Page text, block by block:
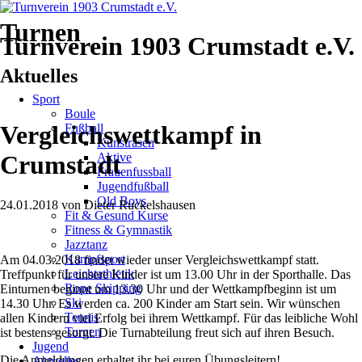
Turnverein 1903 Crumstadt e.V.
Navigation
überspringen
Sport
Boule
Fußball
Kunstrasen
Aktive
Frauenfussball
Jugendfußball
Old Boys
Fit & Gesund Kurse
Fitness & Gymnastik
Jazztanz
Kampfsport
Leichtathletik
Rope Skipping
Ski
Tennis
Turnen
Jugend
Turnen
Aktuelles
Vergleichswettkampf in
Crumstadt
24.01.2018 von Dieter Ruckelshausen
Am 04.03.2018 findet wieder unser Vergleichswettkampf statt.
Treffpunkt für unsere Kinder ist um 13.00 Uhr in der Sporthalle. Das
Einturnen beginnt um 13.30 Uhr und der Wettkampfbeginn ist um
14.30 Uhr. Es werden ca. 200 Kinder am Start sein. Wir wünschen
allen Kindern viel Erfolg bei ihrem Wettkampf. Für das leibliche Wohl
ist bestens gesorgt. Die Turnabteilung freut sich auf ihren Besuch.